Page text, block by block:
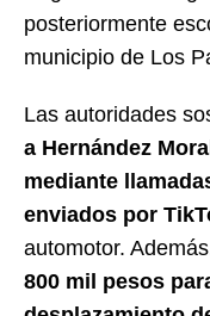
posteriormente
municipio de Los
Las autoridades
a Hernández
mediante
enviados por
automotor.
800 mil pesos